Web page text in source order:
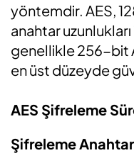
yöntemdir. AES,
anahtar
genellikle 256-bit
en üst düzeyde
AES Şifreleme
Şifreleme